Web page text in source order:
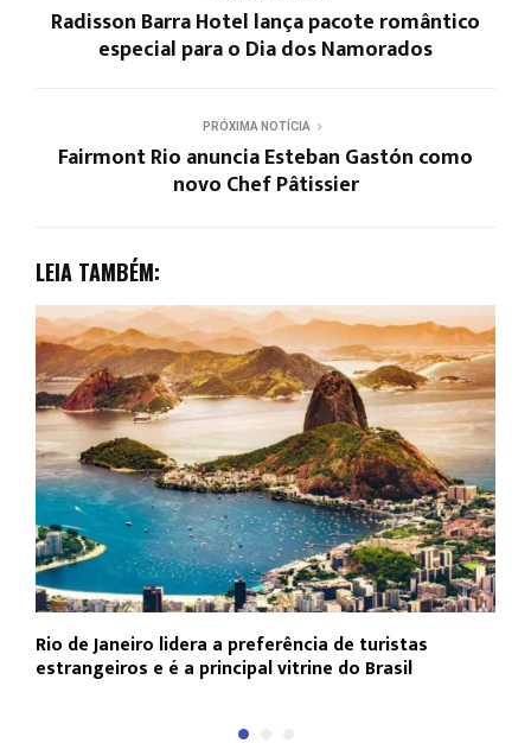
Radisson Barra Hotel lança pacote romântico
especial para o Dia dos Namorados
PRÓXIMA NOTÍCIA
Fairmont Rio anuncia Esteban Gastón como
novo Chef Pâtissier
LEIA TAMBÉM:
Rio de Janeiro lidera a preferência de turistas
estrangeiros e é a principal vitrine do Brasil